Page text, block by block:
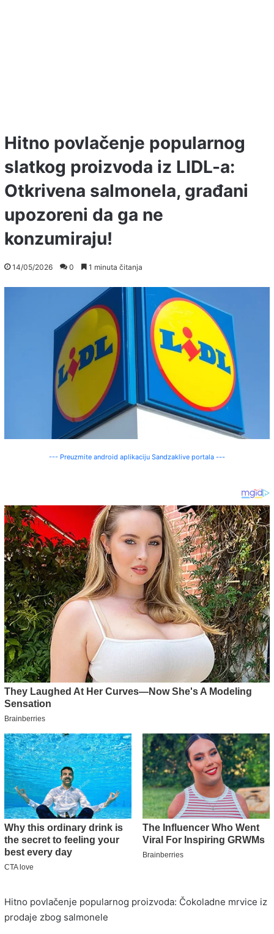
Hitno povlačenje popularnog
slatkog proizvoda iz LIDL-a:
Otkrivena salmonela, građani
upozoreni da ga ne
konzumiraju!
14/05/2026 0 1 minuta čitanja
--- Preuzmite android aplikaciju Sandzaklive portala ---
Hitno povlačenje popularnog proizvoda: Čokoladne mrvice iz
prodaje zbog salmonele